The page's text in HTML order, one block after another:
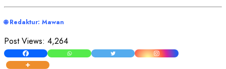
🌐 Redaktur: Mawan
Post Views: 4,264